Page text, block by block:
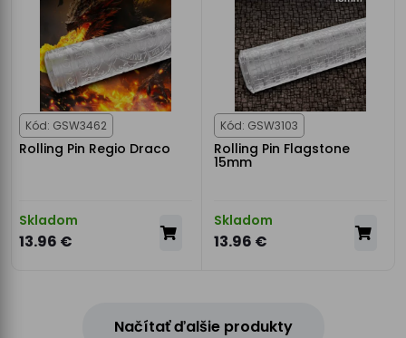
Kód: GSW3462
Rolling Pin Regio Draco
Skladom
13.96 €
Kód: GSW3103
Rolling Pin Flagstone
15mm
Skladom
13.96 €
Načítať ďalšie produkty